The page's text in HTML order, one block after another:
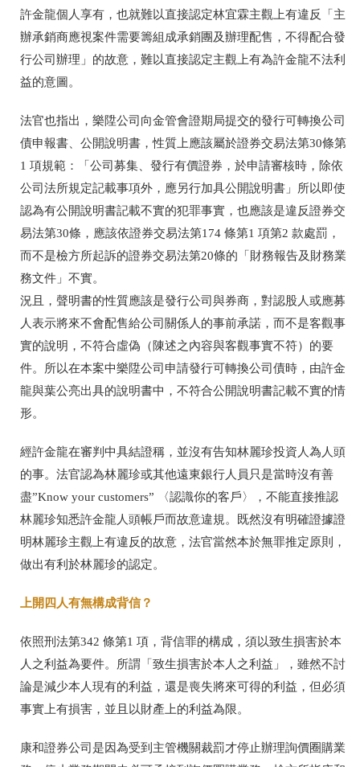
許金龍個人享有，也就難以直接認定林宜霖主觀上有違反「主
辦承銷商應視案件需要籌組成承銷團及辦理配售，不得配合發
行公司辦理」的故意，難以直接認定主觀上有為許金龍不法利
益的意圖。
法官也指出，樂陞公司向金管會證期局提交的發行可轉換公司
債申報書、公開說明書，性質上應該屬於證券交易法第30條第
1 項規範：「公司募集、發行有價證券，於申請審核時，除依
公司法所規定記載事項外，應另行加具公開說明書」所以即使
認為有公開說明書記載不實的犯罪事實，也應該是違反證券交
易法第30條，應該依證券交易法第174 條第1 項第2 款處罰，
而不是檢方所起訴的證券交易法第20條的「財務報告及財務業
務文件」不實。
況且，聲明書的性質應該是發行公司與券商，對認股人或應募
人表示將來不會配售給公司關係人的事前承諾，而不是客觀事
實的說明，不符合虛偽（陳述之內容與客觀事實不符）的要
件。所以在本案中樂陞公司申請發行可轉換公司債時，由許金
龍與葉公亮出具的說明書中，不符合公開說明書記載不實的情
形。
經許金龍在審判中具結證稱，並沒有告知林麗珍投資人為人頭
的事。法官認為林麗珍或其他遠東銀行人員只是當時沒有善
盡”Know your customers” 〈認識你的客戶〉，不能直接推認
林麗珍知悉許金龍人頭帳戶而故意違規。既然沒有明確證據證
明林麗珍主觀上有違反的故意，法官當然本於無罪推定原則，
做出有利於林麗珍的認定。
上開四人有無構成背信？
依照刑法第342 條第1 項，背信罪的構成，須以致生損害於本
人之利益為要件。所謂「致生損害於本人之利益」，雖然不討
論是減少本人現有的利益，還是喪失將來可得的利益，但必須
事實上有損害，並且以財產上的利益為限。
康和證券公司是因為受到主管機關裁罰才停止辦理詢價圈購業